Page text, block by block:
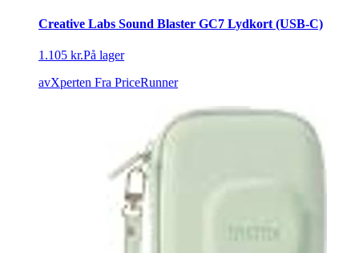
Creative Labs Sound Blaster GC7 Lydkort (USB-C)
1.105 kr.På lager
avXperten Fra PriceRunner